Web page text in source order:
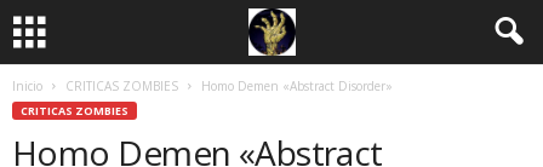
Inicio CRITICAS ZOMBIES Homo Demen «Abstract Disorder»
CRITICAS ZOMBIES
Homo Demen «Abstract